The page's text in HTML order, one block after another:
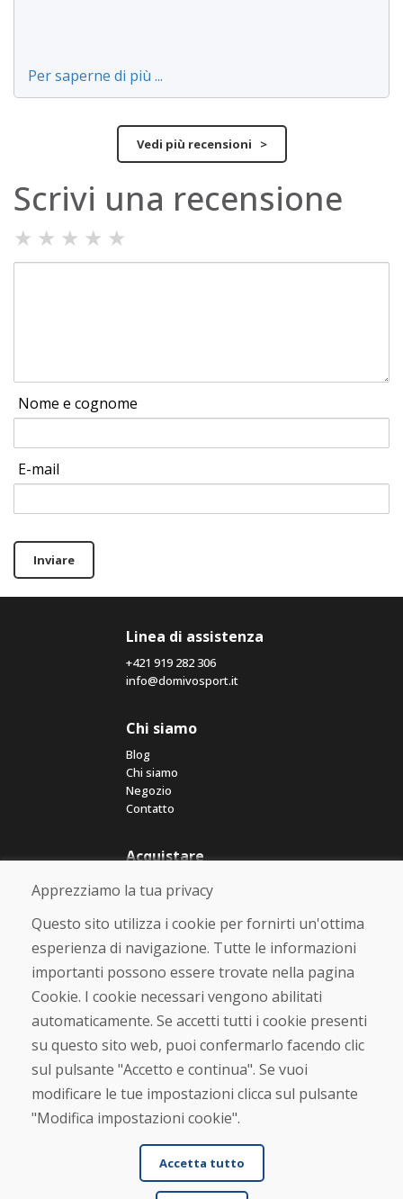
Per saperne di più ...
Vedi più recensioni >
Scrivi una recensione
★ ★ ★ ★ ★
Nome e cognome
E-mail
Inviare
Linea di assistenza
+421 919 282 306
info@domivosport.it
Chi siamo
Blog
Chi siamo
Negozio
Contatto
Acquistare
Negozio online
Termini e condizioni commerciali
Spedizione e pagamento
Reso e cambio merce
Protezione dei dati personali
Cookies
Verificato dai clienti
★★★★★
Apprezziamo la tua privacy
Questo sito utilizza i cookie per fornirti un'ottima
esperienza di navigazione. Tutte le informazioni
importanti possono essere trovate nella pagina
Cookie. I cookie necessari vengono abilitati
automaticamente. Se accetti tutti i cookie presenti
su questo sito web, puoi confermarlo facendo clic
sul pulsante "Accetto e continua". Se vuoi
modificare le tue impostazioni clicca sul pulsante
"Modifica impostazioni cookie".
Accetta tutto